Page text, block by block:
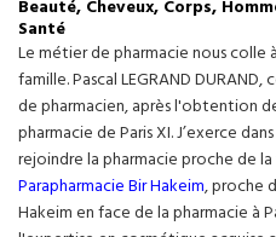
Beauté, Cheveux, Corps,
Santé
Le métier de pharmacie nous colle
famille. Pascal LEGRAND
de pharmacien, après l'obtention
pharmacie de Paris XI. J’exerce
rejoindre la pharmacie proche de
Parapharmacie Bir Hakeim, proche
Hakeim en face de la pharmacie à